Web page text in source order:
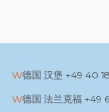
德国 汉堡 +49 40
德国 法兰克福 +49